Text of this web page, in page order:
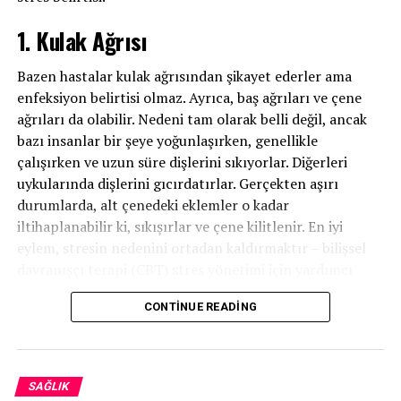
Sağlık yararları
Gıdaların kanserden korunmayla ilgili potansiyel
faydalarına bakarken, hem nüfus araştırmalarına (çok
miktarda gıda tüketen kişilerin kanser oranı daha mı
düşük?) hem de olası mekanizmalara bakmak faydalı olur.
biyolojik mekanizma uyuyor mu?)
Kanser Azaltma/Önleme
Tüm kanserleri önlemek kesinlikle mümkün değildir,
bulmuştur:
1. Kulak Ağrısı
Bazen hastalar kulak ağrısından şikayet ederler ama
enfeksiyon belirtisi olmaz. Ayrıca, baş ağrıları ve çene
ağrıları da olabilir. Nedeni tam olarak belli değil, ancak
bazı insanlar bir şeye yoğunlaşırken, genellikle
çalışırken ve uzun süre dişlerini sıkıyorlar. Diğerleri
uykularında dişlerini gıcırdatırlar. Gerçekten aşırı
durumlarda, alt çenedeki eklemler o kadar
iltihaplanabilir ki, sıkışırlar ve çene kilitlenir. En iyi
eylem, stresin nedenini ortadan kaldırmaktır – bilişsel
olabilir – ancak bu arada bir ağız koruyucusu diş sıkmayı
caydırır ve dişlere zarar vermenizi önler. Anti-
çiğneme gerektirmeyen daha yumuşak yiyecekler
çenenizi rahatlatacaktır.
CONTINUE READING
SAĞLIK